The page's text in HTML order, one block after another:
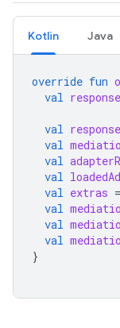
Kotlin Java
override fun
val
val
val
val
val
val extras =
val
val
val
}